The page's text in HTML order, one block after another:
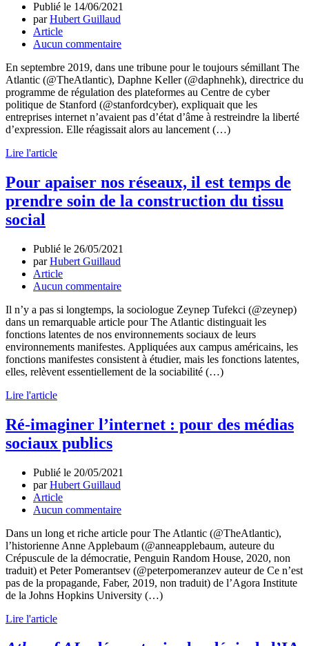
Publié le 14/06/2021
parHubert Guillaud
Article
Aucun commentaire
En septembre 2019, dans une tribune pour le toujours sémillant The
Atlantic (@TheAtlantic), Daphne Keller (@daphnehk), directrice du
programme de régulation des plateformes au Centre de cyber
politique de Stanford (@stanfordcyber), expliquait que les
entreprises internet n’avaient pas d’état d’âme à restreindre la liberté
d’expression. Elle réagissait alors au lancement (…)
Lire l'article
Pour apaiser nos réseaux, il est temps de
prendre soin de la construction du tissu
social
Publié le 26/05/2021
parHubert Guillaud
Article
Aucun commentaire
Il n’y a pas si longtemps, la sociologue Zeynep Tufekci (@zeynep)
dans un remarquable article pour The Atlantic distinguait les
fonctions latentes de nos environnements sociaux de leurs
environnements manifestes. Appliquées aux campus américains, les
fonctions manifestes consistent à étudier, mais les fonctions latentes,
elles, relèvent essentiellement de la sociabilité (…)
Lire l'article
Ré-imaginer l’internet : pour des médias
sociaux publics
Publié le 20/05/2021
parHubert Guillaud
Article
Aucun commentaire
Dans un long et riche article pour The Atlantic (@TheAtlantic),
l’historienne Anne Applebaum (@anneapplebaum, auteure du
Crépuscule de la démocratie, Penguin Random House, 2020, non
traduit) et Peter Pomerantsev (@peterpomeranzev auteur de Ce n’est
pas de la propagande, Faber, 2019, non traduit) de l’Agora Institute
de la Johns Hopkins University (…)
Lire l'article